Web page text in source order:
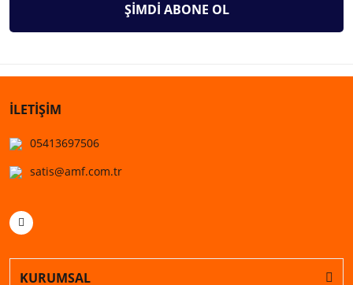
ŞİMDİ ABONE OL
İLETİŞİM
05413697506
satis@amf.com.tr
KURUMSAL